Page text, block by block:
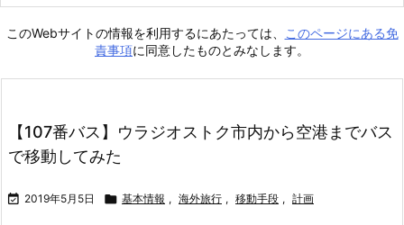
このWebサイトの情報を利用するにあたっては、
このページにある免
責事項に同意したものとみなします。
【107番バス】ウラジオストク市内から空港までバス
で移動してみた
 2019年5月5日  基本情報 , 海外旅行 , 移動手段 , 計画